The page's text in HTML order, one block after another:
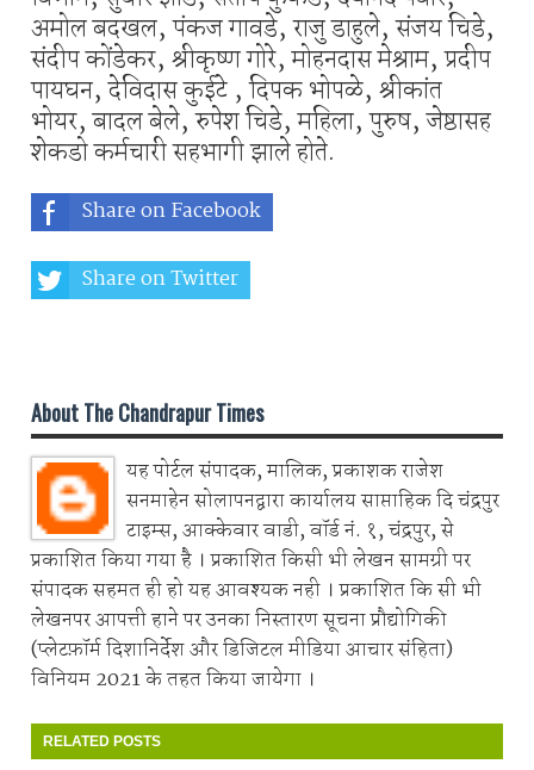
अमोल बदखल, पंकज गावडे, राजु डाहुले, संजय चिडे,
संदीप कोंडेकर, श्रीकृष्ण गोरे, मोहनदास मेश्राम, प्रदीप
पायघन, देविदास कुईटे , दिपक भोपळे, श्रीकांत
भोयर, बादल बेले, रुपेश चिडे, महिला, पुरुष, जेष्ठासह
शेकडो कर्मचारी सहभागी झाले होते.
Share on Facebook
Share on Twitter
About The Chandrapur Times
यह पोर्टल संपादक, मालिक, प्रकाशक राजेश
सनमाहेन सोलापनद्वारा कार्यालय साप्ताहिक दि चंद्रपुर
टाइम्स, आक्केवार वाडी, वॉर्ड नं. १, चंद्रपुर, से
प्रकाशित किया गया है । प्रकाशित किसी भी लेखन सामग्री पर
संपादक सहमत ही हो यह आवश्यक नही । प्रकाशित कि सी भी
लेखनपर आपत्ती हाने पर उनका निस्तारण सूचना प्रौद्योगिकी
(प्लेटफ़ॉर्म दिशानिर्देश और डिजिटल मीडिया आचार संहिता)
विनियम 2021 के तहत किया जायेगा ।
RELATED POSTS